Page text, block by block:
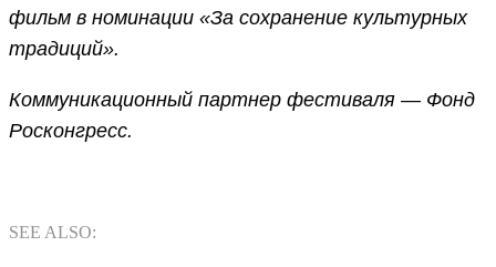
фильм в номинации «За сохранение культурных
традиций».
Коммуникационный партнер фестиваля — Фонд
Росконгресс.
SEE ALSO: